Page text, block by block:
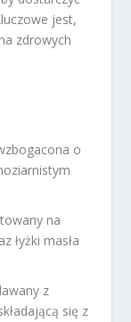
jest,
zdrowych
o
na
łyżki masła
z
się z